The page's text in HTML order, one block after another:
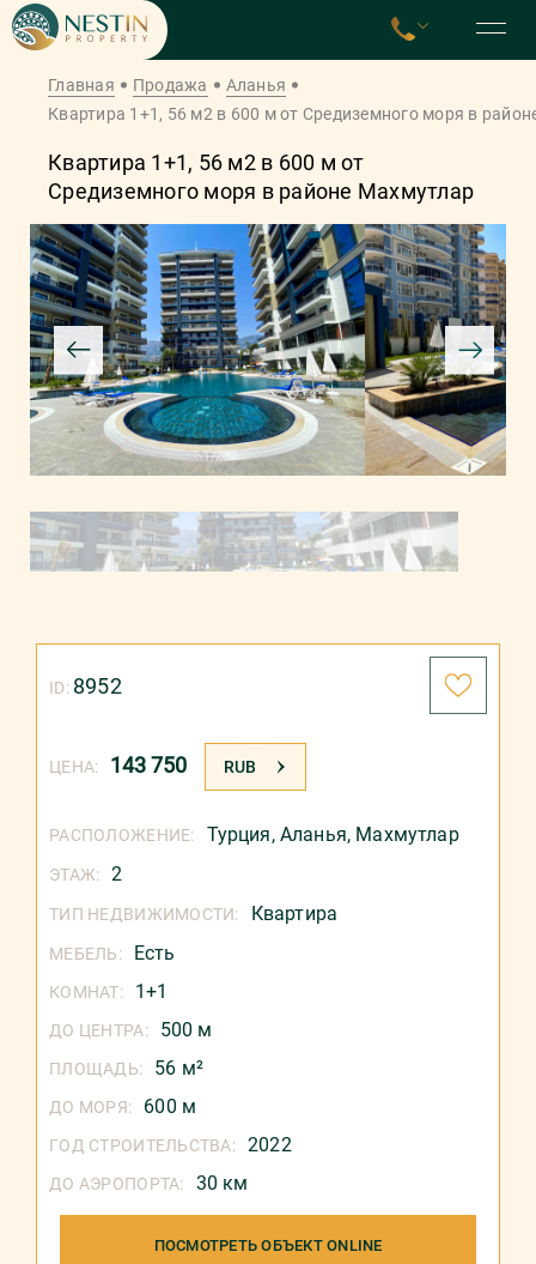
Главная Продажа
Аланья
Квартира 1+1, 56 м2 в 600 м от Средиземного моря в
Квартира 1+1, 56 м2 в 600 м от
Средиземного моря в районе Махмутлар
ЦЕНА: 143 750 RUB
ID: 8952
РАСПОЛОЖЕНИЕ: Турция, Аланья, Махмутлар
ЭТАЖ: 2
ТИП НЕДВИЖИМОСТИ: Квартира
МЕБЕЛЬ: Есть
КОМНАТ: 1+1
ДО ЦЕНТРА: 500 м
ПЛОЩАДЬ: 56 м²
ДО МОРЯ: 600 м
ГОД СТРОИТЕЛЬСТВА: 2022
ДО АЭРОПОРТА: 30 км
ПОСМОТРЕТЬ ОБЪЕКТ ONLINE